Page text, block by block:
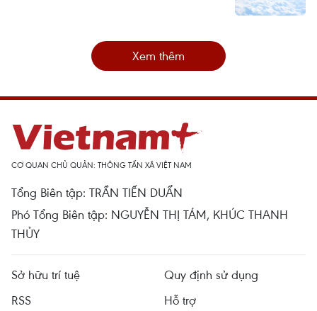
Xem thêm
CƠ QUAN CHỦ QUẢN: THÔNG TẤN XÃ VIỆT NAM
Tổng Biên tập: TRẦN TIẾN DUẨN
Phó Tổng Biên tập: NGUYỄN THỊ TÁM, KHÚC THANH
THỦY
Sở hữu trí tuệ
Quy định sử dụng
RSS
Hỗ trợ